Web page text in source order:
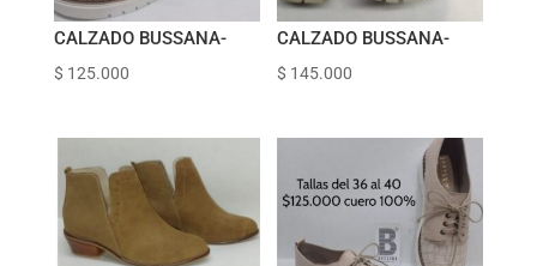
CALZADO BUSSANA-
$ 125.000
CALZADO BUSSANA-
$ 145.000